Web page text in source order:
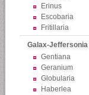
Erinus
Escobaria
Fritillaria
Galax-Jeffersonia
Gentiana
Geranium
Globularia
Haberlea